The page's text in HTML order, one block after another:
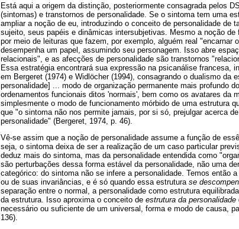
Está aqui a origem da distinção, posteriormente consagrada pelos
(sintomas) e transtornos de personalidade. Se o sintoma tem uma
ampliar a noção de eu, introduzindo o conceito de personalidade de
sujeito, seus papéis e dinâmicas intersubjetivas. Mesmo a noção
por meio de leituras que fazem, por exemplo, alguém real
desempenha um papel, assumindo seu personagem. Isso abre
relacionais", e as afecções de personalidade são transtornos
Essa estratégia encontrará sua expressão na psicanálise francesa,
em Bergeret (1974) e Widlöcher (1994), consagrando o dualismo da
personalidade] ... modo de organização permanente mais profundo
ordenamentos funcionais ditos 'normais', bem como os avatares da
simplesmente o modo de funcionamento mórbido de uma estrutura
que "o sintoma não nos permite jamais, por si só, prejulgar acerca
personalidade" (Bergeret, 1974, p. 46).
Vê-se assim que a noção de personalidade assume a função de
seja, o sintoma deixa de ser a realização de um caso particular
deduz mais do sintoma, mas da personalidade entendida como
são perturbações dessa forma estável da personalidade, não uma
categórico: do sintoma não se infere a personalidade. Temos então
ou de suas invariâncias, e é só quando essa estrutura se
separação entre o normal, a personalidade como estrutura
da estrutura. Isso aproxima o conceito de estrutura da personalidade
necessário ou suficiente de um universal, forma e modo de causa,
136).